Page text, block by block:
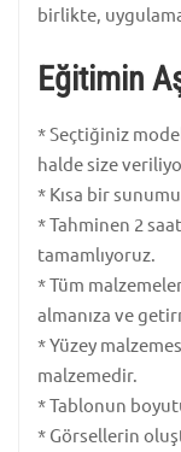
birlikte,
Eğitimin
* Seçtiğiniz
halde size
* Kısa bir
* Tahminen 2
tamamlıyoruz.
* Tüm
almanıza ve
* Yüzey
malzemedir.
* Tablonun
* Görsellerin